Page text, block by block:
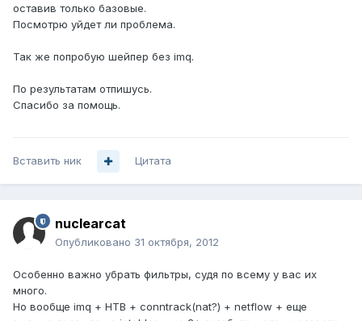
оставив только базовые.
Посмотрю уйдет ли проблема.
Так же попробую шейпер без imq.
По результатам отпишусь.
Спасибо за помощь.
Вставить ник Цитата
nuclearcat
Опубликовано 31 октября, 2012
Особенно важно убрать фильтры, судя по всему у вас их
много.
Но вообще imq + HTB + conntrack(nat?) + netflow + еще